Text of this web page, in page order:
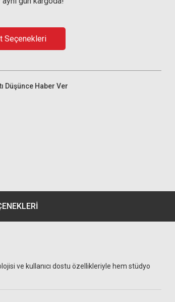
Seçenekleri
Düşünce Haber Ver
ve kullanıcı dostu özellikleriyle hem stüdyo